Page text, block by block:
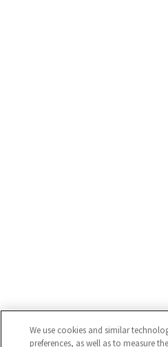
We use cookies and similar
preferences, as well as to measure